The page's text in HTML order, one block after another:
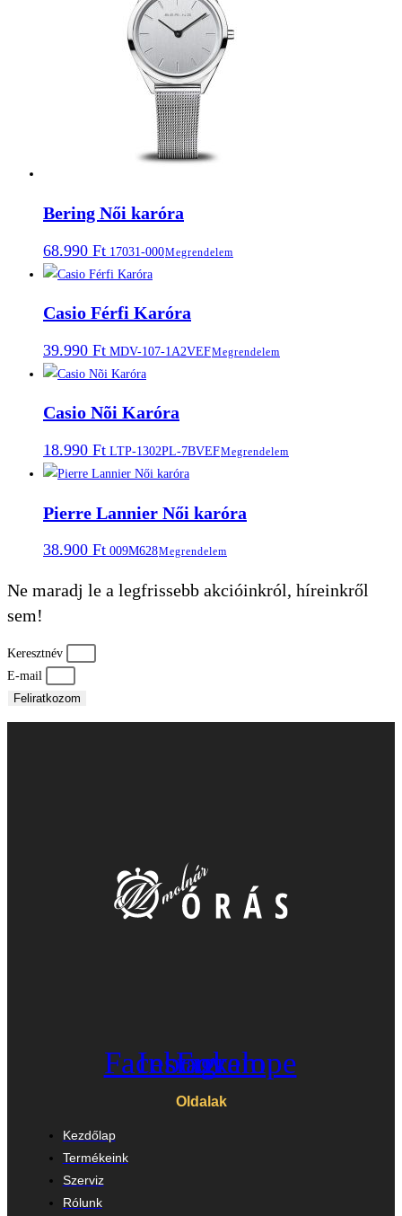
Bering Női karóra
68.990 Ft 17031-000Megrendelem
Casio Férfi Karóra
39.990 Ft MDV-107-1A2VEFMegrendelem
Casio Nõi Karóra
18.990 Ft LTP-1302PL-7BVEFMegrendelem
Pierre Lannier Női karóra
38.900 Ft 009M628Megrendelem
Ne maradj le a legfrissebb akcióinkról, híreinkről
sem!
Keresztnév
E-mail
Feliratkozom
Facebook
Instagram
Envelope
Oldalak
Kezdőlap
Termékeink
Szerviz
Rólunk